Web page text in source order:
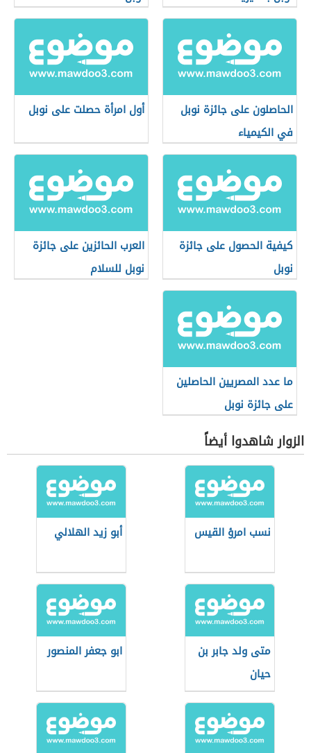
الحاصلون على جائزة نوبل
في الكيمياء
أول امرأة حصلت على نوبل
كيفية الحصول على جائزة
نوبل
العرب الحائزين على جائزة
نوبل للسلام
ما عدد المصريين الحاصلين
على جائزة نوبل
الزوار شاهدوا أيضاً
نسب امرؤ القيس أبو زيد الهلالي
متى ولد جابر بن
حيان
ابو جعفر المنصور